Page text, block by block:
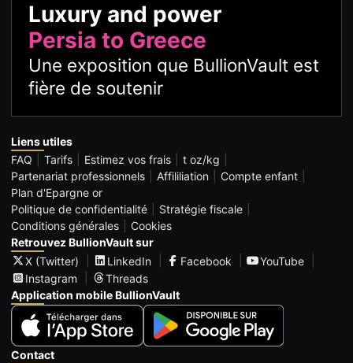
Luxury and power
Persia to Greece
Une exposition que BullionVault est
fière de soutenir
Liens utiles
FAQ
Tarifs Estimez vos frais
t oz/kg
Partenariat professionnels
Affililiation
Compte enfant
Plan d'Epargne or
Politique de confidentialité
Stratégie fiscale
Conditions générales
Cookies
Retrouvez BullionVault sur
X (Twitter)
LinkedIn Facebook
YouTube
Instagram
Threads
Application mobile BullionVault
Contact